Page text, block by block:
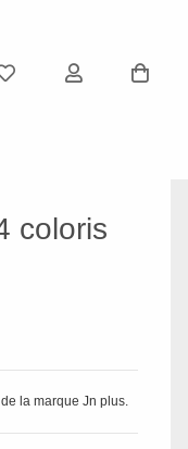
coloris
la marque Jn plus.